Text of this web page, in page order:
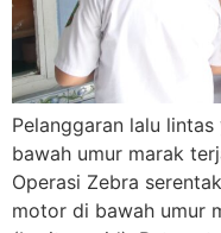
Pelanggaran lalu
bawah umur marak
Operasi Zebra
motor di bawah umur